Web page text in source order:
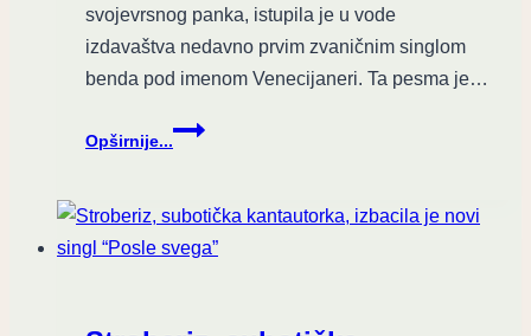
XII
2021.
svojevrsnog panka, istupila je u vode
izdavaštva nedavno prvim zvaničnim singlom
benda pod imenom Venecijaneri. Ta pesma je…
Opširnije...
Keni
Nije
tople